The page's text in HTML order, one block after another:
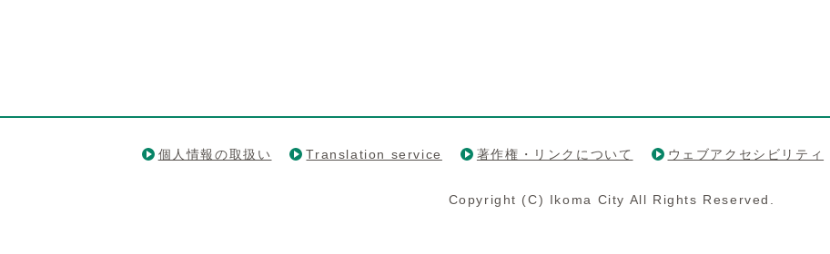
個人情報の取扱い Translation service 著作権・リンクについて ウェブアクセシビリティ
Copyright (C) Ikoma City All Rights Reserved.